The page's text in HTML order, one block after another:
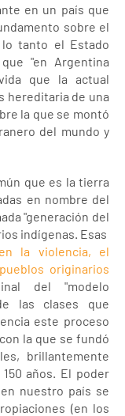
en un país que
sobre el
tanto el Estado
"en Argentina
que la actual
hereditaria de una
la que se montó
del mundo y
que es la tierra
en nombre del
"generación del
indígenas. Esas
la violencia, el
originarios
del "modelo
las clases que
este proceso
la que se fundó
brillantemente
años. El poder
nuestro país se
(en los